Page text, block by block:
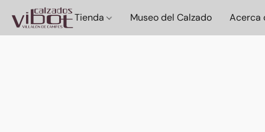
Tienda Museo del Calzado Acerca